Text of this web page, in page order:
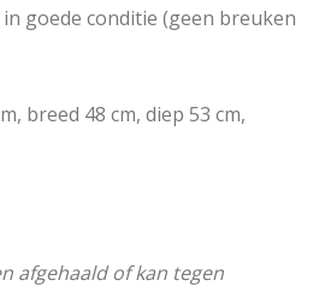
goede conditie (geen breuken
breed 48 cm, diep 53 cm,
afgehaald of kan tegen